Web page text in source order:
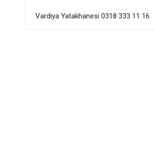
Vardiya Yatakhanesi 0318 333 11 16